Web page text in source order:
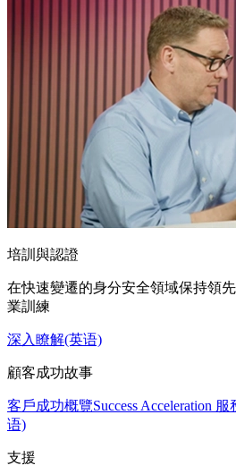
培訓與認證
在快速變遷的身分安全領域保持領
業訓練
深入瞭解(英语)
顧客成功故事
客戶成功概覽Success Acceleration 服
语)
支援